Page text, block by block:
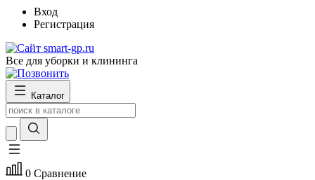
Вход
Регистрация
Все для уборки и клининга
Каталог
0 Сравнение